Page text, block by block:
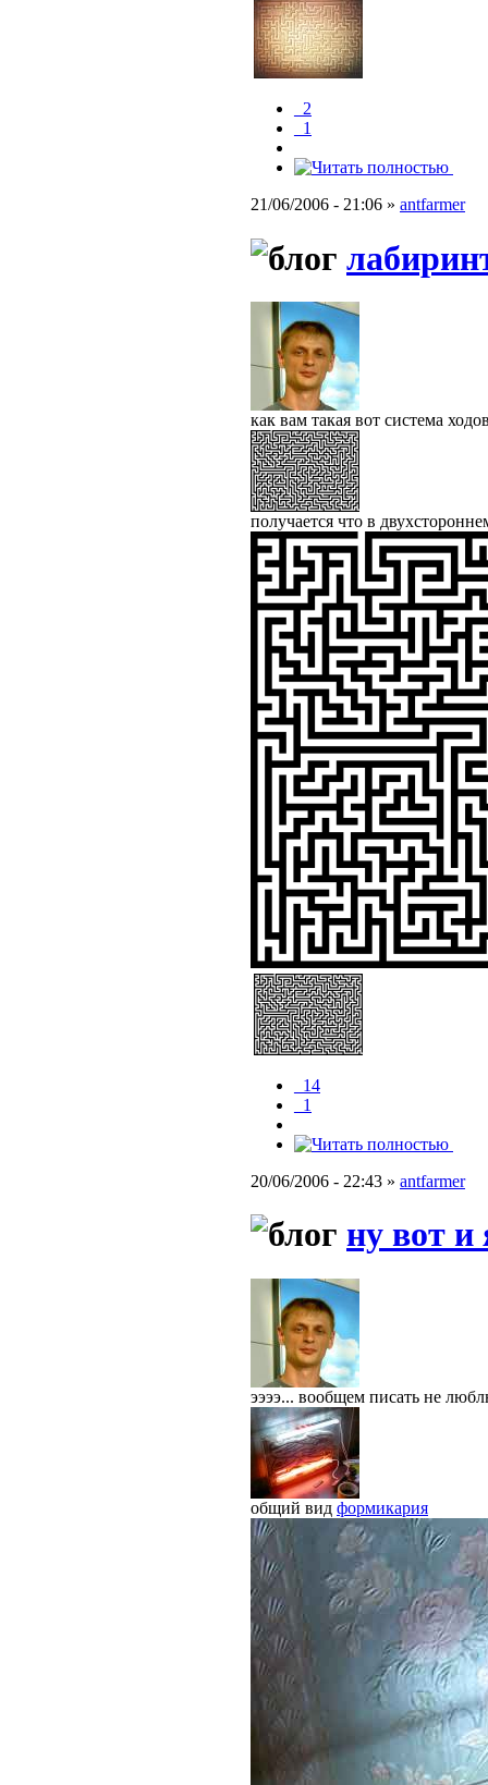
_2
_1
21/06/2006 - 21:06 » antfarmer
как вам такая вот система
получается что в
_14
_1
20/06/2006 - 22:43 » antfarmer
ну вот и
ээээ... вообщем писать не
общий вид формикария